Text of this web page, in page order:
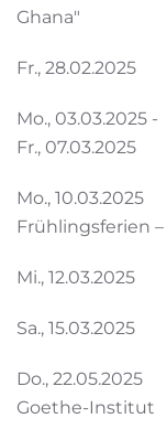
Ghana"
Fr.,
Mo., 03.03.2025 -
Fr.,
Mo.,
Frühlingsferien
Mi.,
Sa.,
Do.,
Goethe-Institut